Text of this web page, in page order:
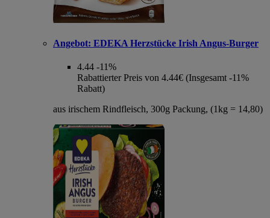
Angebot: EDEKA Herzstücke Irish Angus-Burger
4.44 -11%
Rabattierter Preis von 4.44€ (Insgesamt -11%
Rabatt)
aus irischem Rindfleisch, 300g Packung, (1kg = 14,80)